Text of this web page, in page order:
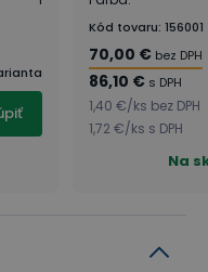
Kód tovaru: 156001
70,00 € bez DPH
86,10 € s DPH
1,40 €/ks bez DPH
1,72 €/ks s DPH
Na